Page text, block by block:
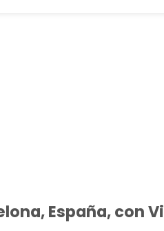
España, con